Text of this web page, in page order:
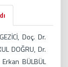
Doç. Dr.
DOĞRU, Dr.
BÜLBÜL